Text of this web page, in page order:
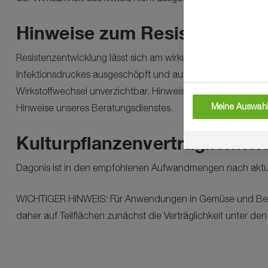
Hinweise zum
Resistenzentwicklung lässt sich am wirkungsvollsten
Infektionsdruckes ausgeschöpft und auf gute
Wirkstoffwechsel unverzichtbar. Hinweise zu den
Hinweise unseres Beratungsdienstes.
Kulturpflanzenverträglichkeit
Dagonis ist in den empfohlenen Aufwandmengen nach
WICHTIGER HINWEIS: Für Anwendungen in Gemüse und
daher auf Teilflächen zunächst die Verträglichkeit unter
Meine